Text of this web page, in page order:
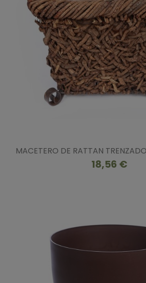
MACETERO DE RATTAN
18,56 €